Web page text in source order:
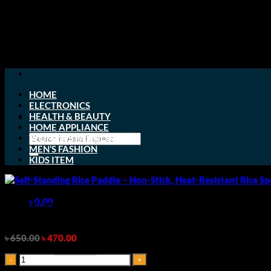
Search
for:
৳0.00
HOME
ELECTRONICS
HEALTH & BEAUTY
HOME APPLIANCE
WOMEN’S FASHION
MEN’S FASHION
KIDS ITEM
Self-Standing Rice Paddle –
৳650.00Original
was:
৳470.00Current
is:
Self-